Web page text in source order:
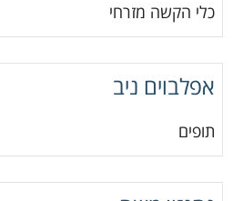
כלי הקשה מזרחי
אפלבוים ניב
תופים